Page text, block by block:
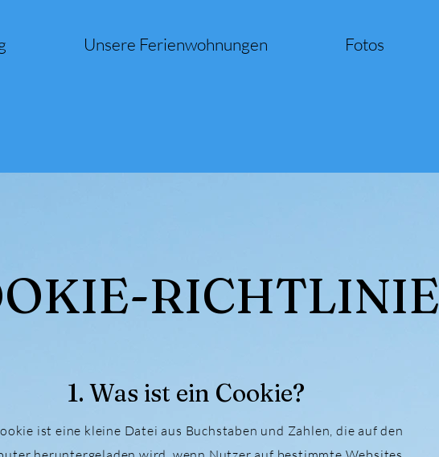
Unsere Ferienwohnungen Fotos
RICHTLINIE
1. Was ist ein Cookie?
ist eine kleine Datei aus Buchstaben und Zahlen, die auf den